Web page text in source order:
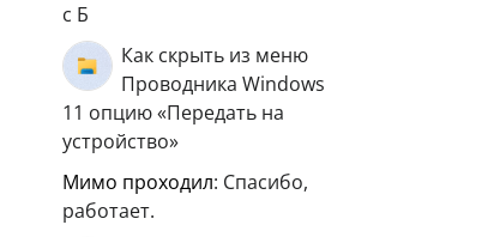
с Б
Как скрыть из меню
Проводника Windows
11 опцию «Передать на
устройство»
мимо проходил: Спасибо,
работает.